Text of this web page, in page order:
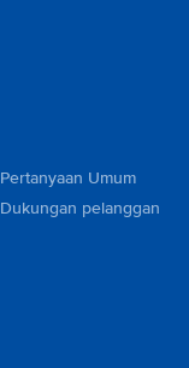
Pertanyaan Umum
Dukungan pelanggan